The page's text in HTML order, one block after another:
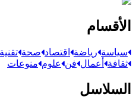
الأقسام
سياسة رياضة اقتصاد صحة تقنية
ثقافة أعمال فن علوم منوعات
السلاسل